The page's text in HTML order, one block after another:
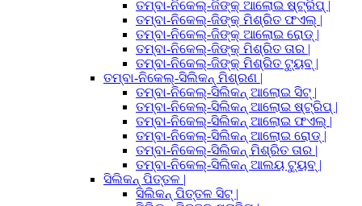
ତମ୍ବା-ନିକେଲ୍-ଜିଙ୍କ୍ ଆଲୋଇ ଷ୍ଟ୍ରିପ୍ |
ତମ୍ବା-ନିକେଲ୍-ଜିଙ୍କ୍ ମିଶ୍ରିତ ଫଏଲ୍ |
ତମ୍ବା-ନିକେଲ୍-ଜିଙ୍କ୍ ଆଲୋଇ ରୋଡ୍ |
ତମ୍ବା-ନିକେଲ୍-ଜିଙ୍କ୍ ମିଶ୍ରିତ ତାର |
ତମ୍ବା-ନିକେଲ୍-ଜିଙ୍କ୍ ମିଶ୍ରିତ ଟ୍ୟୁବ୍ |
ତମ୍ବା-ନିକେଲ୍-ସିଲିକନ୍ ମିଶ୍ରଣ |
ତମ୍ବା-ନିକେଲ୍-ସିଲିକନ୍ ଆଲୋଇ ସିଟ୍ |
ତମ୍ବା-ନିକେଲ୍-ସିଲିକନ୍ ଆଲୋଇ ଷ୍ଟ୍ରିପ୍ |
ତମ୍ବା-ନିକେଲ୍-ସିଲିକନ୍ ଆଲୋଇ ଫଏଲ୍ |
ତମ୍ବା-ନିକେଲ୍-ସିଲିକନ୍ ଆଲୋଇ ରୋଡ୍ |
ତମ୍ବା-ନିକେଲ୍-ସିଲିକନ୍ ମିଶ୍ରିତ ତାର |
ତମ୍ବା-ନିକେଲ୍-ସିଲିକନ୍ ଆଲୟ ଟ୍ୟୁବ୍ |
ସିଲିକନ୍ ପିତ୍ତଳ |
ସିଲିକନ୍ ପିତ୍ତଳ ସିଟ୍ |